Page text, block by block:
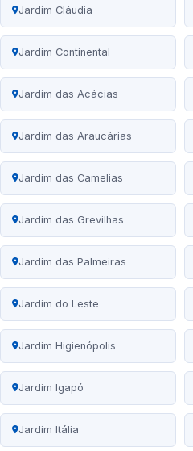
Jardim Cláudia
Jardim Continental
Jardim das Acácias
Jardim das Araucárias
Jardim das Camelias
Jardim das Grevilhas
Jardim das Palmeiras
Jardim do Leste
Jardim Higienópolis
Jardim Igapó
Jardim Itália